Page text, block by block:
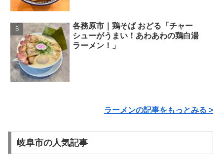
各務原市｜鶏そば おどる「チャー
シューがうまい！あわあわの鶏白湯
ラーメン！」
ラーメンの記事をもっとみる >
岐阜市の人気記事